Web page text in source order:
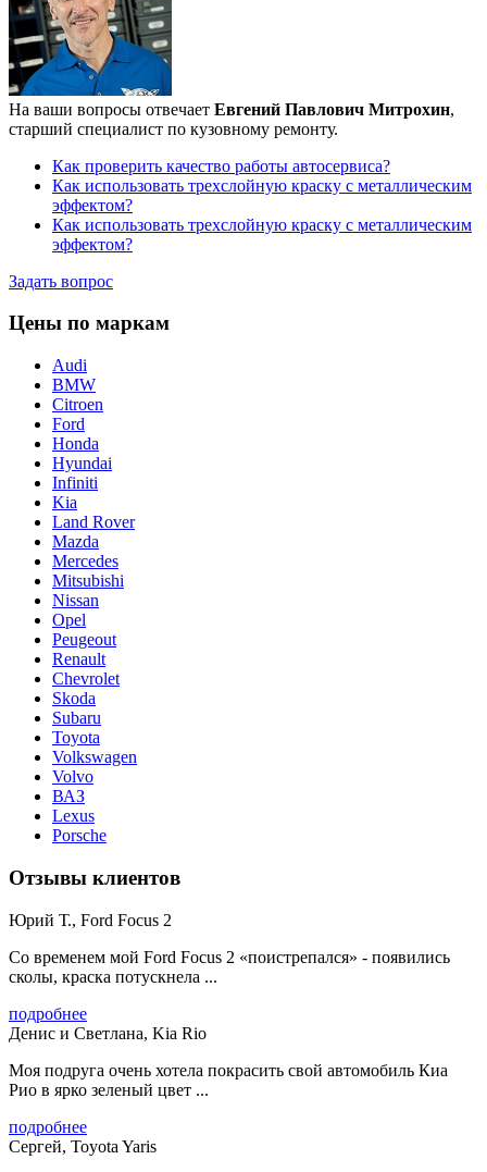
На ваши вопросы отвечает Евгений Павлович Митрохин,
старший специалист по кузовному ремонту.
Как проверить качество работы автосервиса?
Как использовать трехслойную краску с металлическим
эффектом?
Как использовать трехслойную краску с металлическим
эффектом?
Задать вопрос
Цены по маркам
Audi
BMW
Citroen
Ford
Honda
Hyundai
Infiniti
Kia
Land Rover
Mazda
Mercedes
Mitsubishi
Nissan
Opel
Peugeout
Renault
Chevrolet
Skoda
Subaru
Toyota
Volkswagen
Volvo
ВАЗ
Lexus
Porsche
Отзывы клиентов
Юрий Т., Ford Focus 2
Со временем мой Ford Focus 2 «поистрепался» - появились
сколы, краска потускнела ...
подробнее
Денис и Светлана, Kia Rio
Моя подруга очень хотела покрасить свой автомобиль Киа
Рио в ярко зеленый цвет ...
подробнее
Сергей, Toyota Yaris